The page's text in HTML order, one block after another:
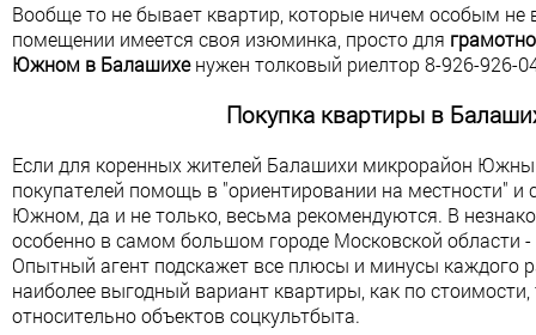
Вообще то не бывает квартир, которые ничем особым
помещении имеется своя изюминка, просто для
Южном в Балашихенужен толковый риелтор 8-926-926-
Покупка квартиры в
Если для коренных жителей Балашихи микрорайон
покупателей помощь в "ориентировании на местности"
Южном, да и не только, весьма рекомендуются. В
особенно в самом большом городе Московской области
Опытный агент подскажет все плюсы и минусы каждого
наиболее выгодный вариант квартиры, как по
относительно объектов соцкультбыта.